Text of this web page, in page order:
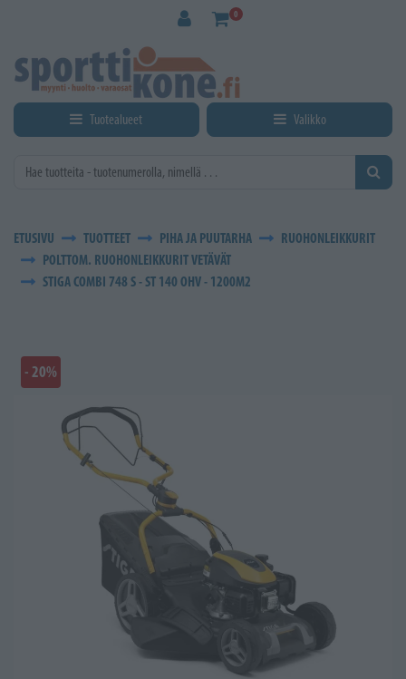
0
Tuotealueet Valikko
ETUSIVU TUOTTEET PIHA JA PUUTARHA
RUOHONLEIKKURIT
POLTTOM. RUOHONLEIKKURIT VETÄVÄT
STIGA COMBI 748 S - ST 140 OHV - 1200M2
- 20%